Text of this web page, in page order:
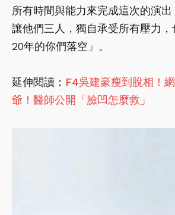
所有時間與能力來完成這次的演
讓他們三人，獨自承受所有壓力，
20年的你們落空」。
延伸閱讀： F4吳建豪瘦到脫相！
爺！醫師公開「臉凹怎麼救」